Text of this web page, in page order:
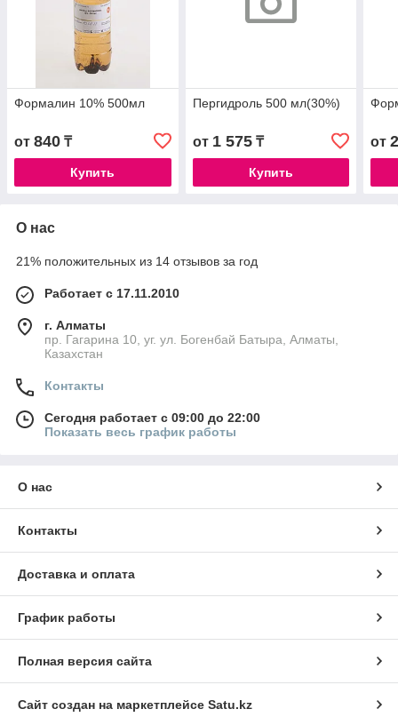
Формалин 10% 500мл
от 840 ₸
Купить
Пергидроль 500 мл(30%)
от 1 575₸
Купить
от
О нас
21% положительных из 14 отзывов за год
Работает с 17.11.2010
г. Алматы
пр. Гагарина 10, уг. ул. Богенбай Батыра, Алматы,
Казахстан
Контакты
Сегодня работает с 09:00 до 22:00
Показать весь график работы
О нас
Контакты
Доставка и оплата
График работы
Полная версия сайта
Сайт создан на маркетплейсе Satu.kz